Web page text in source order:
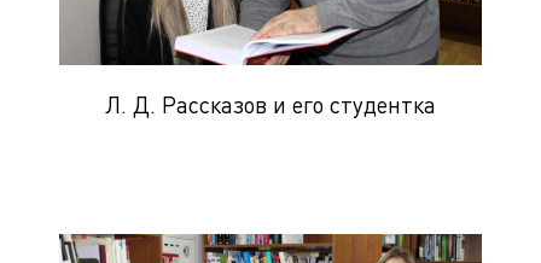
Л. Д. Рассказов и его студентка